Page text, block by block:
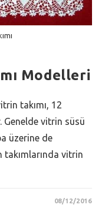
Modelleri
takımı, 12
Genelde vitrin süsü
üzerine de
takımlarında vitrin
08/12/2016